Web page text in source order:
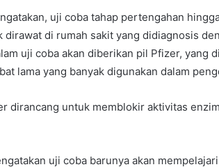
uji coba tahap pertengahan
dirawat di rumah sakit yang didiagnosis
uji coba akan diberikan pil Pfizer, yang
lama yang banyak digunakan dalam
dirancang untuk memblokir aktivitas
uji coba barunya akan